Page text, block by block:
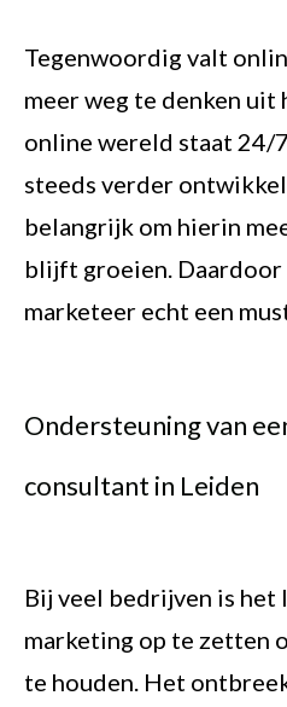
Tegenwoordig valt
meer weg te denken
online wereld staat 24/
steeds verder
belangrijk om hierin
blijft groeien. Daardoor
marketeer echt een
Ondersteuning van
consultant in Leiden
Bij veel bedrijven is het
marketing op te zetten
te houden. Het